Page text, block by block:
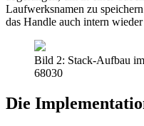
Laufwerksnamen zu
das Handle auch intern
Bild 2: Stack-Aufbau
68030
Die